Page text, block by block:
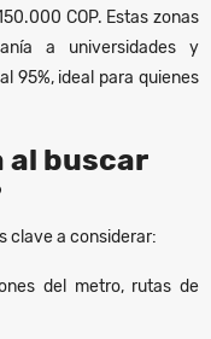
COP. Estas zonas
a universidades y
95%, ideal para quienes
al buscar
clave a considerar:
del metro, rutas de